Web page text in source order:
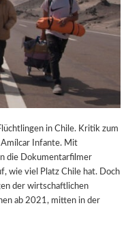
in Chile. Kritik zum
Amílcar Infante. Mit
die Dokumentarfilmer
wie viel Platz Chile hat. Doch
der wirtschaftlichen
ab 2021, mitten in der